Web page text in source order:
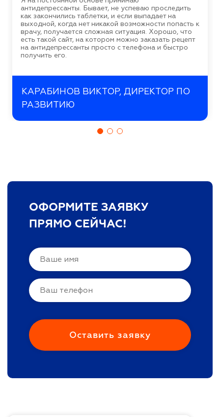
антидепрессанты. Бывает, не успеваю проследить
как закончились таблетки, и если выпадает на
выходной, когда нет никакой возможности попасть к
врачу, получается сложная ситуация. Хорошо, что
есть такой сайт, на котором можно заказать рецепт
на антидепрессанты просто с телефона и быстро
получить его.
КАРАБИНОВ ВИКТОР, ДИРЕКТОР ПО
РАЗВИТИЮ
ОФОРМИТЕ ЗАЯВКУ
ПРЯМО СЕЙЧАС!